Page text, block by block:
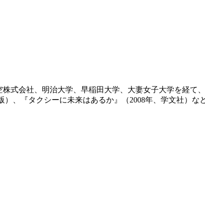
式会社、明治大学、早稲田大学、大妻女子大学を経て
、『タクシーに未来はあるか』（2008年、学文社）な